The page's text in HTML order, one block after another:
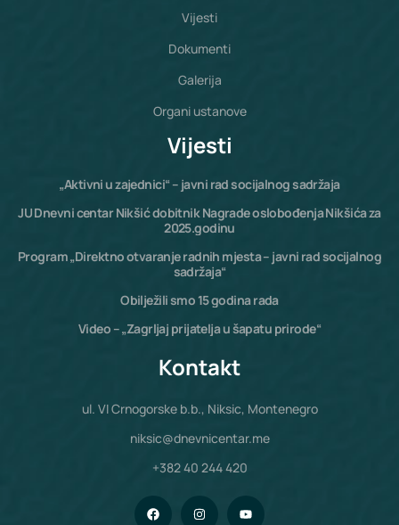
Vijesti
Dokumenti
Galerija
Organi ustanove
Vijesti
„Aktivni u zajednici“ – javni rad socijalnog sadržaja
JU Dnevni centar Nikšić dobitnik Nagrade oslobođenja Nikšića za
2025.godinu
Program „Direktno otvaranje radnih mjesta – javni rad socijalnog
sadržaja“
Obilježili smo 15 godina rada
Video – „Zagrljaj prijatelja u šapatu prirode“
Kontakt
ul. VI Crnogorske b.b., Niksic, Montenegro
niksic@dnevnicentar.me
+382 40 244 420